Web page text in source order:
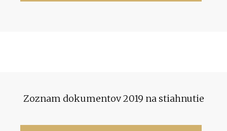
Zoznam dokumentov 2019 na stiahnutie